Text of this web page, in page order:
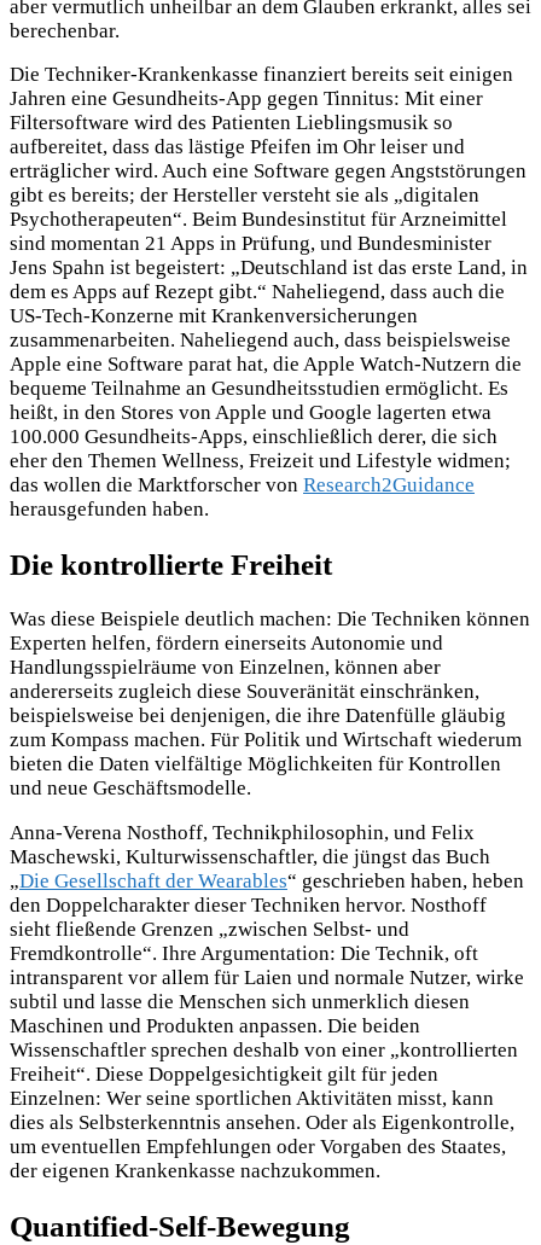
aber vermutlich unheilbar an dem Glauben erkrankt, alles sei
berechenbar.
Die Techniker-Krankenkasse finanziert bereits seit einigen
Jahren eine Gesundheits-App gegen Tinnitus: Mit einer
Filtersoftware wird des Patienten Lieblingsmusik so
aufbereitet, dass das lästige Pfeifen im Ohr leiser und
erträglicher wird. Auch eine Software gegen Angststörungen
gibt es bereits; der Hersteller versteht sie als „digitalen
Psychotherapeuten“. Beim Bundesinstitut für Arzneimittel
sind momentan 21 Apps in Prüfung, und Bundesminister
Jens Spahn ist begeistert: „Deutschland ist das erste Land, in
dem es Apps auf Rezept gibt.“ Naheliegend, dass auch die
US-Tech-Konzerne mit Krankenversicherungen
zusammenarbeiten. Naheliegend auch, dass beispielsweise
Apple eine Software parat hat, die Apple Watch-Nutzern die
bequeme Teilnahme an Gesundheitsstudien ermöglicht. Es
heißt, in den Stores von Apple und Google lagerten etwa
100.000 Gesundheits-Apps, einschließlich derer, die sich
eher den Themen Wellness, Freizeit und Lifestyle widmen;
das wollen die Marktforscher von Research2Guidance
herausgefunden haben.
Die kontrollierte Freiheit
Was diese Beispiele deutlich machen: Die Techniken können
Experten helfen, fördern einerseits Autonomie und
Handlungsspielräume von Einzelnen, können aber
andererseits zugleich diese Souveränität einschränken,
beispielsweise bei denjenigen, die ihre Datenfülle gläubig
zum Kompass machen. Für Politik und Wirtschaft wiederum
bieten die Daten vielfältige Möglichkeiten für Kontrollen
und neue Geschäftsmodelle.
Anna-Verena Nosthoff, Technikphilosophin, und Felix
Maschewski, Kulturwissenschaftler, die jüngst das Buch
„Die Gesellschaft der Wearables“ geschrieben haben, heben
den Doppelcharakter dieser Techniken hervor. Nosthoff
sieht fließende Grenzen „zwischen Selbst- und
Fremdkontrolle“. Ihre Argumentation: Die Technik, oft
intransparent vor allem für Laien und normale Nutzer, wirke
subtil und lasse die Menschen sich unmerklich diesen
Maschinen und Produkten anpassen. Die beiden
Wissenschaftler sprechen deshalb von einer „kontrollierten
Freiheit“. Diese Doppelgesichtigkeit gilt für jeden
Einzelnen: Wer seine sportlichen Aktivitäten misst, kann
dies als Selbsterkenntnis ansehen. Oder als Eigenkontrolle,
um eventuellen Empfehlungen oder Vorgaben des Staates,
der eigenen Krankenkasse nachzukommen.
Quantified-Self-Bewegung